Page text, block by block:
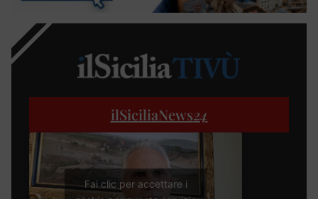
ilSiciliaNews24
Fai clic per accettare i